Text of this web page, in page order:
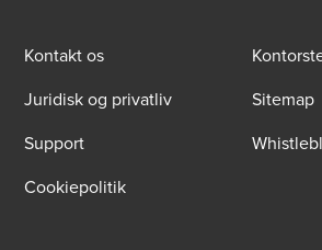
Kontakt os
Juridisk og privatliv
Sitemap
Support
Cookiepolitik